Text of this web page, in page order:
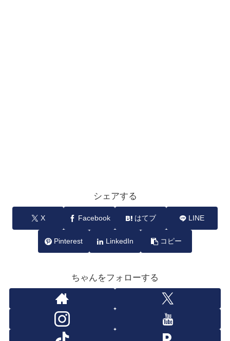
シェアする
X Facebook はてブ LINE
Pinterest LinkedIn コピー
ちゃんをフォローする